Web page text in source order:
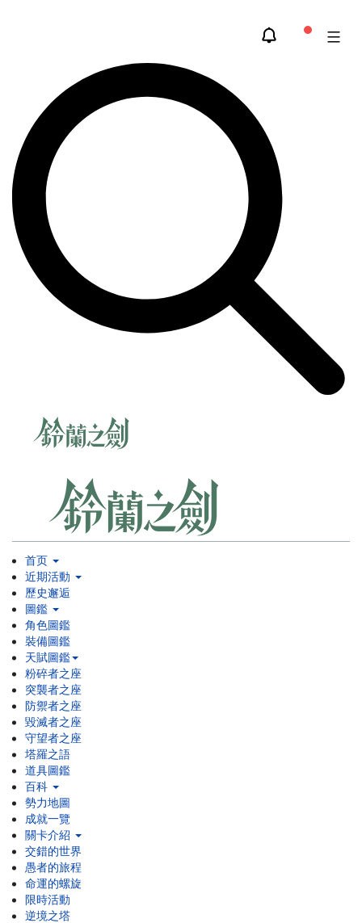
首页
近期活動
歷史邂逅
圖鑑
角色圖鑑
裝備圖鑑
天賦圖鑑
粉碎者之座
突襲者之座
防禦者之座
毀滅者之座
守望者之座
塔羅之語
道具圖鑑
百科
勢力地圖
成就一覽
關卡介紹
交錯的世界
愚者的旅程
命運的螺旋
限時活動
逆境之塔